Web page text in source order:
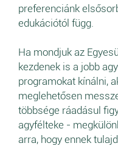
preferenciánk
edukációtól függ.
Ha mondjuk az
kezdenek is a jobb
programokat kínálni,
meglehetősen
többsége ráadásul
agyfélteke -
arra, hogy ennek